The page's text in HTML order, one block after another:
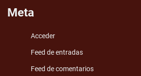
Meta
Acceder
Feed de entradas
Feed de comentarios